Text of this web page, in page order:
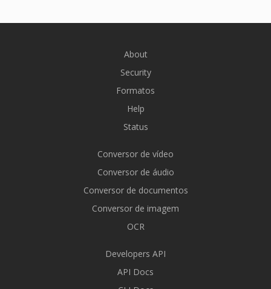
About
Security
Formatos
Help
Status
Conversor de vídeo
Conversor de áudio
Conversor de documentos
Conversor de imagem
OCR
Developers API
API Docs